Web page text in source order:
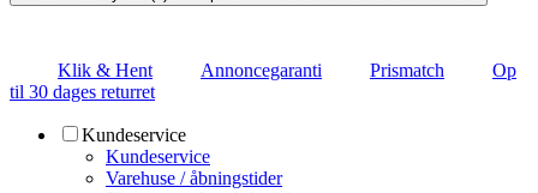
Klik & Hent Annoncegaranti Prismatch
Op
til 30 dages returret
Kundeservice
Kundeservice
Varehuse / åbningstider